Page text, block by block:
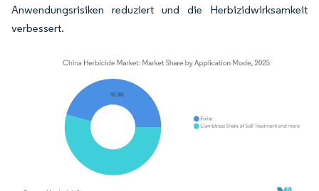
Anwendungsrisiken reduziert und die Herbizidwirksamkeit
verbessert.